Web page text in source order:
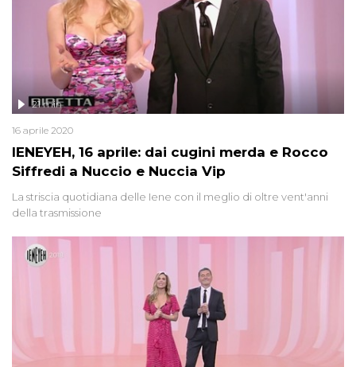
IENEYEH, 16 aprile: dai cugini merda e Rocco
Siffredi a Nuccio e Nuccia Vip
21 min
16 aprile 2020
La striscia quotidiana delle Iene con il meglio di oltre vent'anni
della trasmissione